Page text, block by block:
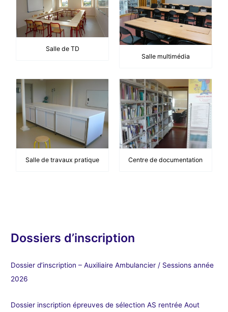
Salle de TD
Salle multimédia
Salle de travaux pratique Centre de documentation
Dossiers d’inscription
Dossier d’inscription – Auxiliaire Ambulancier / Sessions année
2026
Dossier inscription épreuves de sélection AS rentrée Aout